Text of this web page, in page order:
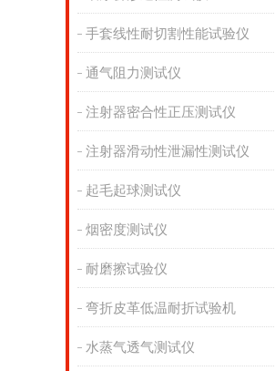
手套线性耐切割性能试验仪
通气阻力测试仪
注射器密合性正压测试仪
注射器滑动性泄漏性测试仪
起毛起球测试仪
烟密度测试仪
耐磨擦试验仪
弯折皮革低温耐折试验机
水蒸气透气测试仪